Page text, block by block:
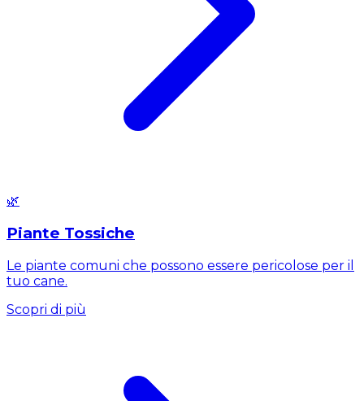
🌿
Piante Tossiche
Le piante comuni che possono essere pericolose per il
tuo cane.
Scopri di più